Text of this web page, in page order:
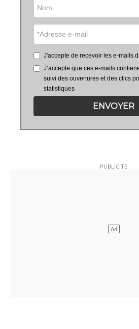
J'accepte de recevoir les e-mails
J’accepte que ces e-mails
suivi des ouvertures et des clics
statistiques
ENVOYER